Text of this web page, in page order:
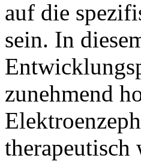
auf die
sein. In
zunehmend
therapeutisch